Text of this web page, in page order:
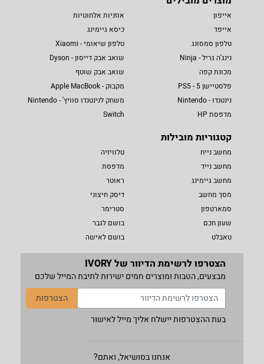
אייפון
אייפד
טלפון סמסונג
נינג'ה גריל - Ninja
מכונת קפה
פלסטיישן 5 - PS5
נינטנדו - Nintendo
מדפסת HP
אוזניות אלחוטיות
כיסא גיימינג
טלפון שיאומי - Xiaomi
שואב אבק דייסון - Dyson
שואב אבק שוטף
מקבוק - Apple MacBook
משחק לנינטנדו סוויץ' - Nintendo
Switch
קטגוריות מובילות
מחשב נייח
מחשב נייד
מחשב גיימינג
מסך מחשב
סמארטפון
שעון חכם
טאבלט
טלוויזיה
מדפסת
ראוטר
דיסק חיצוני
סטרימר
בושם לגבר
בושם לאישה
הצטרפו לרשימת הדיוור של IVORY
מבצעים, הטבות ומוצרים חמים ישירות לתיבת המייל שלכם
הצטרפות
בעת ההצטרפות יישלח אליך מייל לאישור
אנחנו בסושיאל, ואתם?